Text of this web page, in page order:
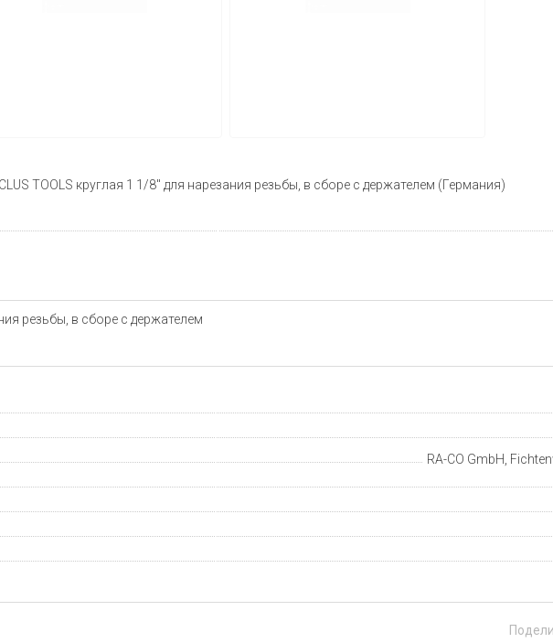
TOOLS круглая 1 1/8'' для нарезания резьбы, в сборе с держателем (Германия)
резьбы, в сборе с держателем
RA-CO GmbH,